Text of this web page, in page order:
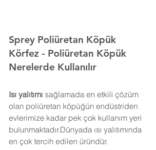
Sprey Poliüretan Köpük
Körfez - Poliüretan Köpük
Nerelerde Kullanılır
Isı yalıtımı sağlamada en etkili çözüm
olan poliüretan köpüğün endüstriden
evlerimize kadar pek çok kullanım yeri
bulunmaktadır.Dünyada ısı yalıtımında
en çok tercih edilen üründür.